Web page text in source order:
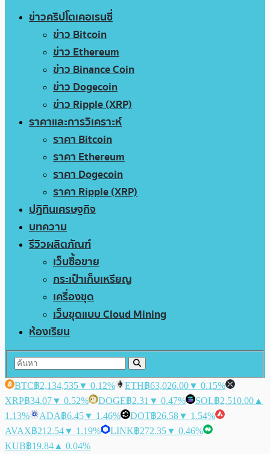
ข่าวคริปโตเคอเรนซี่
ข่าว Bitcoin
ข่าว Ethereum
ข่าว Binance Coin
ข่าว Dogecoin
ข่าว Ripple (XRP)
ราคาและการวิเคราะห์
ราคา Bitcoin
ราคา Ethereum
ราคา Dogecoin
ราคา Ripple (XRP)
ปฏิทินเศรษฐกิจ
บทความ
รีวิวผลิตภัณฑ์
เว็บซื้อขาย
กระเป๋าเก็บเหรียญ
เครื่องขุด
เว็บขุดแบบ Cloud Mining
ห้องเรียน
BTC฿2,134,535▼ 0.12% ETH฿63,026.00▼ 0.15%
XRP฿34.07▼ 0.52% DOGE฿2.31 ▼ 0.47% SOL฿2,510.00 ▲
1.13%
ADA฿6.45▼ 1.46% DOT฿26.58▼ 1.54%
AVAX฿212.54▼ 1.19% LINK฿272.35▼ 0.46%
KUB฿19.84 ▲ 0.04%